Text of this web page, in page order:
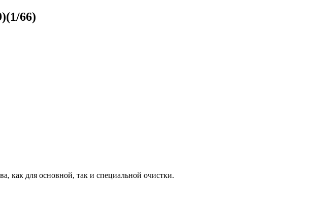
66)
как для основной, так и специальной очистки.